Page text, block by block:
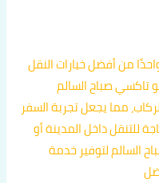
من أفضل خيارات النقل
تاكسي صباح السالم
مما يجعل تجربة السفر
داخل المدينة أو
السالم لتوفير خدمة